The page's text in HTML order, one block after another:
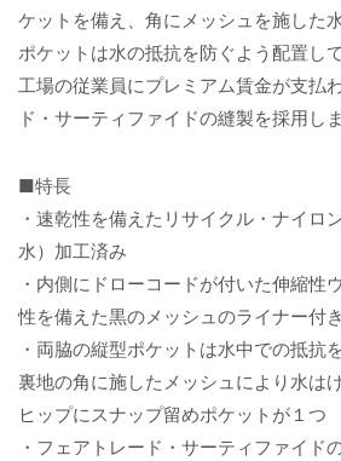
ケットを備え、角にメッシュを施した
ポケットは水の抵抗を防ぐよう配置して
工場の従業員にプレミアム賃金が支払
ド・サーティファイドの縫製を採用しま
■特長
・速乾性を備えたリサイクル・ナイロ
水）加工済み
・内側にドローコードが付いた伸縮性
性を備えた黒のメッシュのライナー付き
・両脇の縦型ポケットは水中での抵抗
裏地の角に施したメッシュにより水は
ヒップにスナップ留めポケットが１つ
・フェアトレード・サーティファイド